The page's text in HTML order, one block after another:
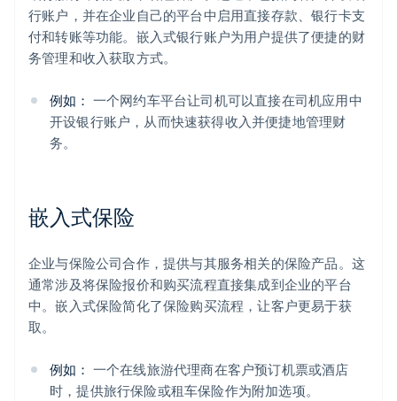
行账户，并在企业自己的平台中启用直接存款、银行卡支
付和转账等功能。嵌入式银行账户为用户提供了便捷的财
务管理和收入获取方式。
例如： 一个网约车平台让司机可以直接在司机应用中
开设银行账户，从而快速获得收入并便捷地管理财
务。
嵌入式保险
企业与保险公司合作，提供与其服务相关的保险产品。这
通常涉及将保险报价和购买流程直接集成到企业的平台
中。嵌入式保险简化了保险购买流程，让客户更易于获
取。
例如： 一个在线旅游代理商在客户预订机票或酒店
时，提供旅行保险或租车保险作为附加选项。